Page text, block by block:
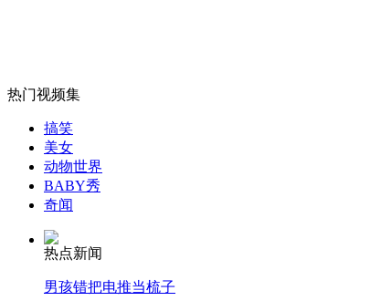
无痛分娩是否安全 医生回应
外交部：反对强权政治霸凌主义
外交部：有关国家言论片面不公正
热门视频集
搞笑
美女
动物世界
BABY秀
奇闻
热点新闻
男孩错把电推当梳子